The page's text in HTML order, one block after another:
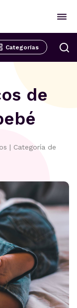
Categorías
de
| Categoría de